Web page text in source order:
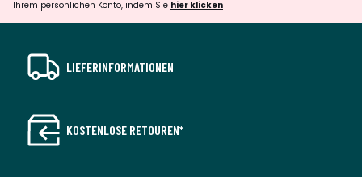
Ihrem persönlichen Konto, indem Sie hier klicken
LIEFERINFORMATIONEN
KOSTENLOSE RETOUREN*